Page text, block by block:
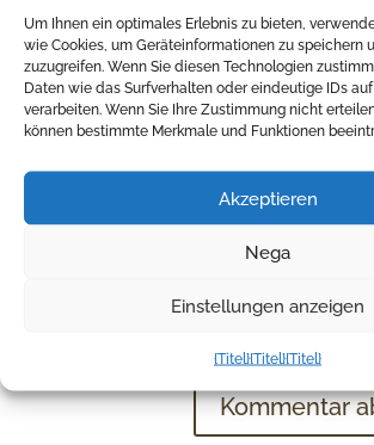
Um Ihnen ein optimales Erlebnis zu bieten,
wie Cookies, um Geräteinformationen zu speichern
zuzugreifen. Wenn Sie diesen Technologien
Daten wie das Surfverhalten oder eindeutige IDs
verarbeiten. Wenn Sie Ihre Zustimmung nicht
können bestimmte Merkmale und Funktionen
Akzeptieren
Nega
Einstellungen anzeigen
{Titel}{Titel}{Titel}
Website in diesem Browser für die